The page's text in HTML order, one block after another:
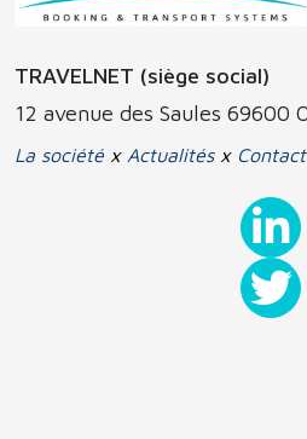
TRAVELNET (siège social)
12 avenue des Saules 69600
La société x Actualitésx Contact